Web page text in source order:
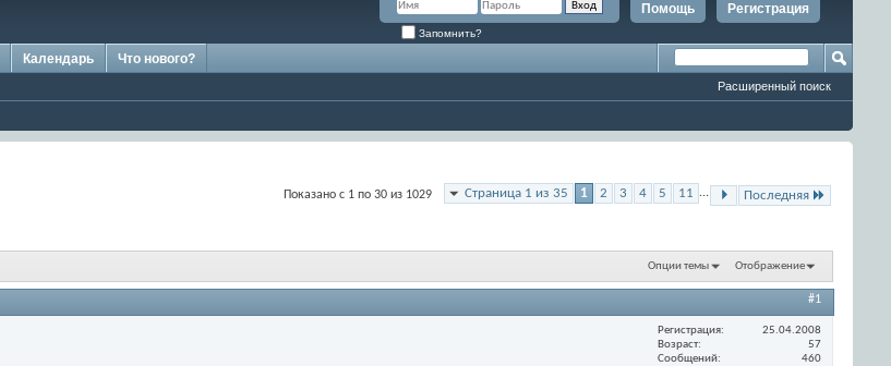
Регистрация
Помощь
Запомнить?
Календарь Что нового?
Расширенный поиск
Страница 1 из 35 1 2 3 4 5 11 ... Последняя
Показано с 1 по 30 из 1029
Опции темы Отображение
#1
Регистрация
25.04.2008
Возраст
57
Сообщений
460